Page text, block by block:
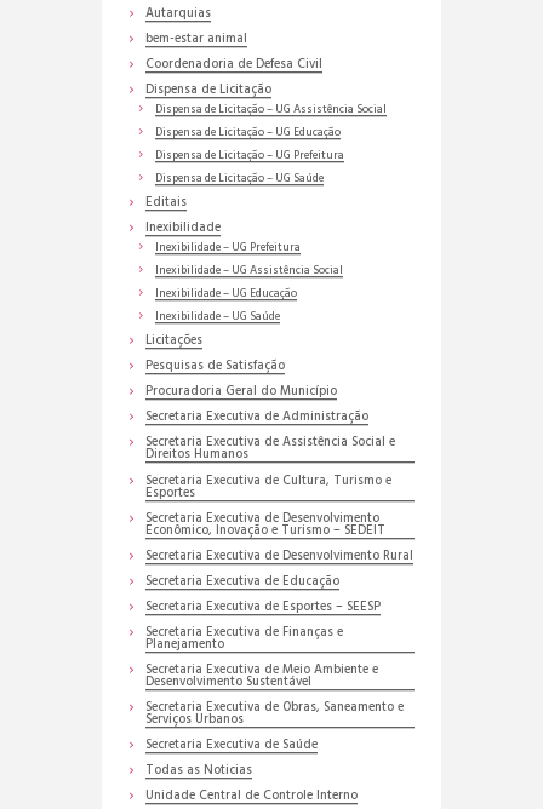
Autarquias
bem-estar animal
Coordenadoria de Defesa Civil
Dispensa de Licitação
Dispensa de Licitação – UG Assistência Social
Dispensa de Licitação – UG Educação
Dispensa de Licitação – UG Prefeitura
Dispensa de Licitação – UG Saúde
Editais
Inexibilidade
Inexibilidade – UG Prefeitura
Inexibilidade – UG Assistência Social
Inexibilidade – UG Educação
Inexibilidade – UG Saúde
Licitações
Pesquisas de Satisfação
Procuradoria Geral do Município
Secretaria Executiva de Administração
Secretaria Executiva de Assistência Social e
Direitos Humanos
Secretaria Executiva de Cultura, Turismo e
Esportes
Secretaria Executiva de Desenvolvimento
Econômico, Inovação e Turismo – SEDEIT
Secretaria Executiva de Desenvolvimento Rural
Secretaria Executiva de Educação
Secretaria Executiva de Esportes – SEESP
Secretaria Executiva de Finanças e
Planejamento
Secretaria Executiva de Meio Ambiente e
Desenvolvimento Sustentável
Secretaria Executiva de Obras, Saneamento e
Serviços Urbanos
Secretaria Executiva de Saúde
Todas as Noticias
Unidade Central de Controle Interno